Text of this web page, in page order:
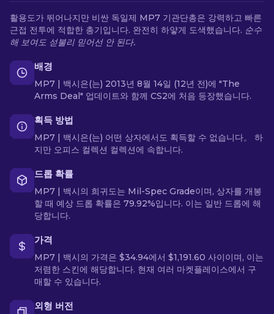
활용도가 뛰어나지만 비싼 독일제 MP7 기관단총은 강력하고 빠른
근접 전투에 적합한 총기입니다. 완전히 하얗게 도색했습니다. 순수
해 보여도 섣불리 믿어선 안 된다.
배경
MP7 | 백시은(는) 2013년 8월 14일 (12년 전)에 "The
Arms Deal" 업데이트와 함께 CS2에 처음 등장했습니다.
획득 방법
MP7 | 백시은(는) 어떤 상자에서도 획득할 수 없습니다。 하
지만 오피스 컬렉션 컬렉션에 속합니다.
드롭 확률
MP7 | 백시의 희귀도는 Mil-Spec Grade이며, 상자를 개봉
할 때 예상 드롭 확률은 79.92%입니다. 이는 일반 드롭에 해
당합니다.
가격
MP7 | 백시의 가격은 $34.94에서 $1,191.60 사이이며, 이는
저렴한 스킨에 해당합니다. 현재 여러 마켓플레이스에서 구
매할 수 있습니다.
외형 버전